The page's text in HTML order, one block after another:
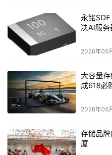
问题是，ADIC怎么看待
损失惨重，因此Overland看
但是ADIC认为HP、IBM、昆
竞争对手。
Punk Ziegel & Co.的财经
以外还有什么价值。”
永铭
决AI服
2026年05
大容量
成618必
2026年05
存储品
厦